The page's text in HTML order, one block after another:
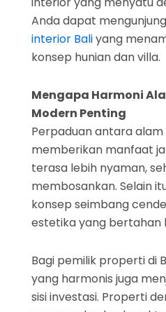
Anda dapat
interior Baliyang
konsep hunian dan villa.
Mengapa Harmoni
Modern Penting
Perpaduan antara
memberikan manfaat
terasa lebih nyaman,
membosankan. Selain
konsep seimbang
estetika yang bertahan
Bagi pemilik properti di
yang harmonis juga
sisi investasi. Properti